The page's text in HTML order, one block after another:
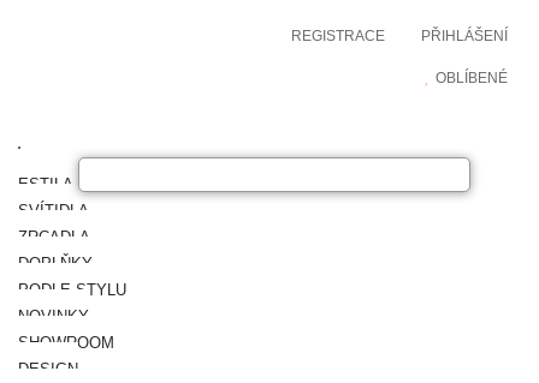
PŘIHLÁŠENÍ
REGISTRACE
OBLÍBENÉ
ESTILA NÁBYTEK
SVÍTIDLA
ZRCADLA
DOPLŇKY
PODLE STYLU
NOVINKY
SHOWROOM
DESIGN